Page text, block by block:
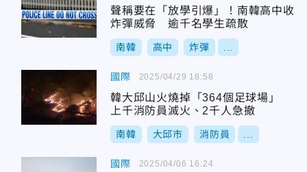
聲稱要在「放學引爆」！南韓高中收
炸彈威脅 逾千名學生疏散
南韓 高中 炸彈
國際
韓大邱山火燒掉「364個足球場」
上千消防員滅火、2千人急撤
南韓 大邱市 消防員
2025/04/29 18:58
國際 2025/04/06 16:24